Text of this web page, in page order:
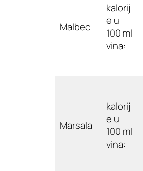
Malbec
kalorij
e u
100 ml
vina:
Marsala
kalorij
e u
100 ml
vina: